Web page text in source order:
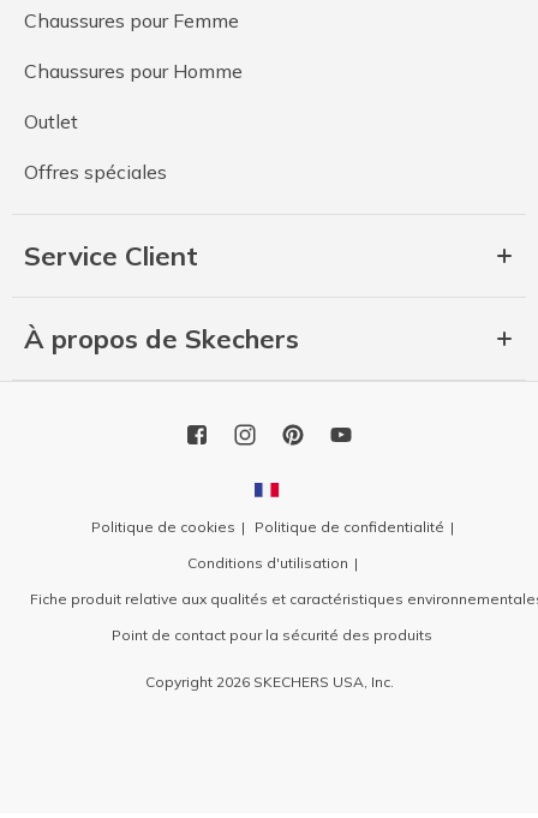
Chaussures pour Femme
Chaussures pour Homme
Outlet
Offres spéciales
Service Client
À propos de Skechers
Politique de cookies
Politique de confidentialité
Conditions d'utilisation
Fiche produit relative aux qualités et caractéristiques
Point de contact pour la sécurité des produits
Copyright 2026 SKECHERS USA, Inc.